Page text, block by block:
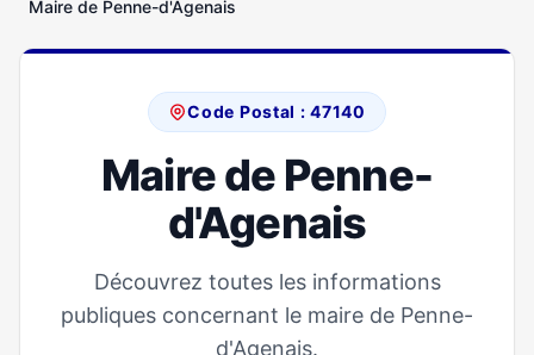
Maire de Penne-d'Agenais
Code Postal : 47140
Maire de Penne-
d'Agenais
Découvrez toutes les informations
publiques concernant le maire de Penne-
d'Agenais.